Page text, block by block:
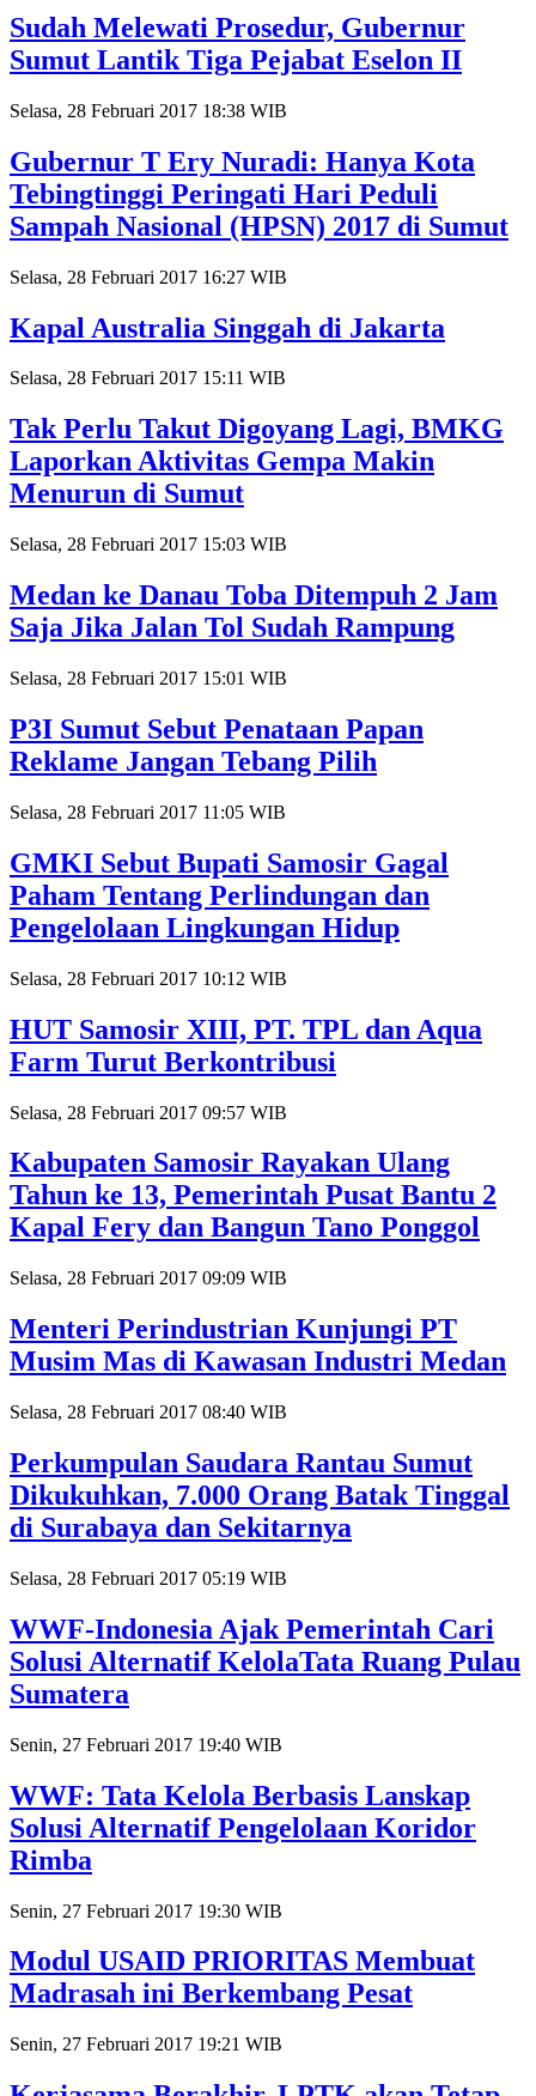
Sudah Melewati Prosedur, Gubernur
Sumut Lantik Tiga Pejabat Eselon II
Selasa, 28 Februari 2017 18:38 WIB
Gubernur T Ery Nuradi: Hanya Kota
Tebingtinggi Peringati Hari Peduli
Sampah Nasional (HPSN) 2017 di Sumut
Selasa, 28 Februari 2017 16:27 WIB
Kapal Australia Singgah di Jakarta
Selasa, 28 Februari 2017 15:11 WIB
Tak Perlu Takut Digoyang Lagi, BMKG
Laporkan Aktivitas Gempa Makin
Menurun di Sumut
Selasa, 28 Februari 2017 15:03 WIB
Medan ke Danau Toba Ditempuh 2 Jam
Saja Jika Jalan Tol Sudah Rampung
Selasa, 28 Februari 2017 15:01 WIB
P3I Sumut Sebut Penataan Papan
Reklame Jangan Tebang Pilih
Selasa, 28 Februari 2017 11:05 WIB
GMKI Sebut Bupati Samosir Gagal
Paham Tentang Perlindungan dan
Pengelolaan Lingkungan Hidup
Selasa, 28 Februari 2017 10:12 WIB
HUT Samosir XIII, PT. TPL dan Aqua
Farm Turut Berkontribusi
Selasa, 28 Februari 2017 09:57 WIB
Kabupaten Samosir Rayakan Ulang
Tahun ke 13, Pemerintah Pusat Bantu 2
Kapal Fery dan Bangun Tano Ponggol
Selasa, 28 Februari 2017 09:09 WIB
Menteri Perindustrian Kunjungi PT
Musim Mas di Kawasan Industri Medan
Selasa, 28 Februari 2017 08:40 WIB
Perkumpulan Saudara Rantau Sumut
Dikukuhkan, 7.000 Orang Batak Tinggal
di Surabaya dan Sekitarnya
Selasa, 28 Februari 2017 05:19 WIB
WWF-Indonesia Ajak Pemerintah Cari
Solusi Alternatif KelolaTata Ruang Pulau
Sumatera
Senin, 27 Februari 2017 19:40 WIB
WWF: Tata Kelola Berbasis Lanskap
Solusi Alternatif Pengelolaan Koridor
Rimba
Senin, 27 Februari 2017 19:30 WIB
Modul USAID PRIORITAS Membuat
Madrasah ini Berkembang Pesat
Senin, 27 Februari 2017 19:21 WIB